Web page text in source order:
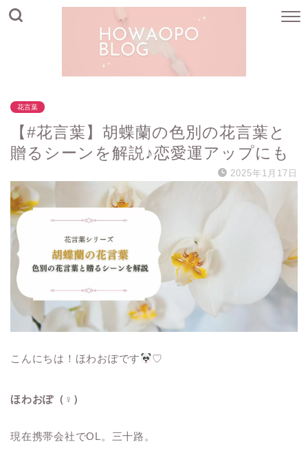
花言葉
【#花言葉】胡蝶蘭の色別の花言葉と
贈るシーンを解説♪恋愛運アップにも
2025年1月17日
こんにちは！ほわおぽです ♡
ほわおぽ（♀）
現在携帯会社でOL。三十路。